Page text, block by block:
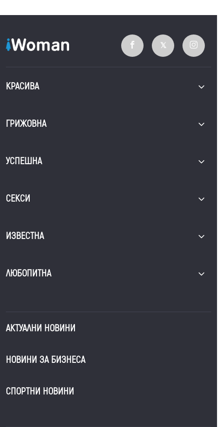
КРАСИВА
ГРИЖОВНА
УСПЕШНА
СЕКСИ
ИЗВЕСТНА
ЛЮБОПИТНА
АКТУАЛНИ НОВИНИ
НОВИНИ ЗА БИЗНЕСА
СПОРТНИ НОВИНИ